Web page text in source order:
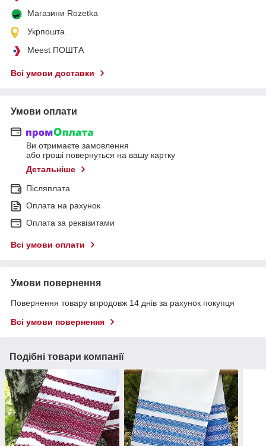
Магазини Rozetka
Укрпошта
Meest ПОШТА
Всі умови доставки
Умови оплати
Ви отримаєте замовлення
або гроші повернуться на вашу картку
Детальніше
Післяплата
Оплата на рахунок
Оплата за реквізитами
Всі умови оплати
Умови повернення
Повернення товару впродовж 14 днів за рахунок покупця
Всі умови повернення
Подібні товари компанії